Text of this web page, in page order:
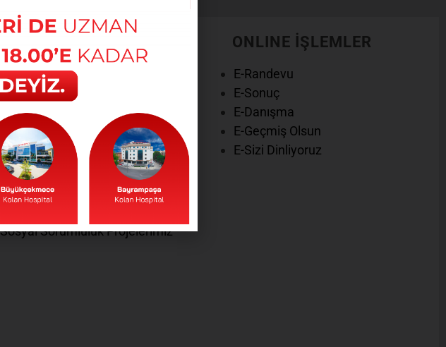
YASAL METİNLER VE
POLİTİKALAR
Kişisel Verilerin Korunması
Yasal Uyarılar
Çerez Yönetimi
İş Sağlığı ve Güvenliği Politikamız
Çevre Politikası
El Hijyeni Politikası
Sosyal Sorumluluk Projelerimiz
ONLINE İŞLEMLER
E-Randevu
E-Sonuç
E-Danışma
E-Geçmiş Olsun
E-Sizi Dinliyoruz